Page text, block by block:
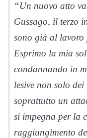
“Un nuovo atto
Gussago, il terzo
sono già al lavoro
Esprimo la mia
condannando in
lesive non solo
soprattutto un
si impegna per la
raggiungimento